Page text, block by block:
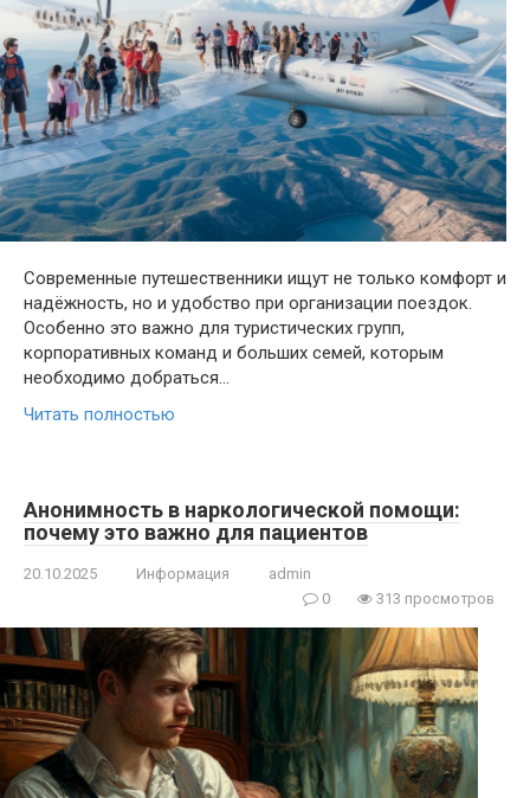
Современные путешественники ищут не только комфорт и
надёжность, но и удобство при организации поездок.
Особенно это важно для туристических групп,
корпоративных команд и больших семей, которым
необходимо добраться…
Читать полностью
Анонимность в наркологической помощи:
почему это важно для пациентов
20.10.2025 Информация
admin
0
313 просмотров